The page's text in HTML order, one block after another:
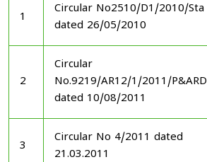
1
Circular No2510/D1/2010/Sta
dated 26/05/2010
2
Circular
No.9219/AR12/1/2011/P&ARD
dated 10/08/2011
3
Circular No 4/2011 dated
21.03.2011